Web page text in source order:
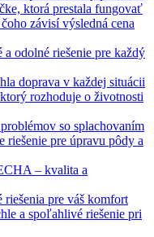
ktorá prestala fungovať
závisí výsledná cena
odolné riešenie pre každý
doprava v každej situácii
rozhoduje o životnosti
so splachovaním
riešenie pre úpravu pôdy a
– kvalita a
pre váš komfort
a spoľahlivé riešenie pri